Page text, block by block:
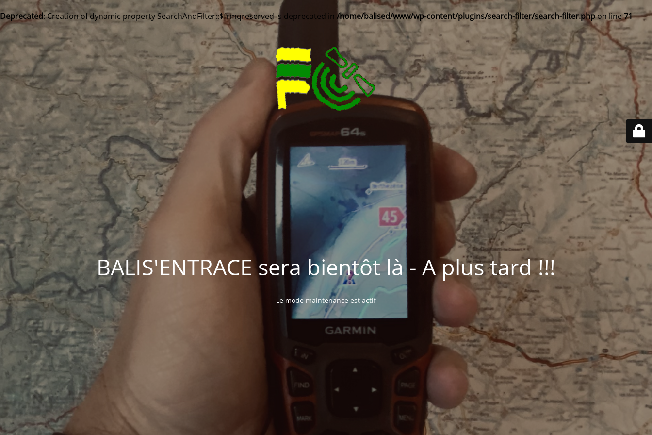
Deprecated: Creation of dynamic property SearchAndFilter::$frmqreserved is deprecated in /home/balised/www/wp-content/plugins/search-filter/search-filter.phpon line71
BALIS'ENTRACE sera bientôt là - A plus tard !!!
Le mode maintenance est actif